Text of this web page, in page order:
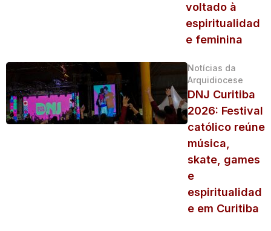
voltado à
espiritualidad
e feminina
Notícias da
Arquidiocese
DNJ Curitiba
2026: Festival
católico reúne
música,
skate, games
e
espiritualidad
e em Curitiba